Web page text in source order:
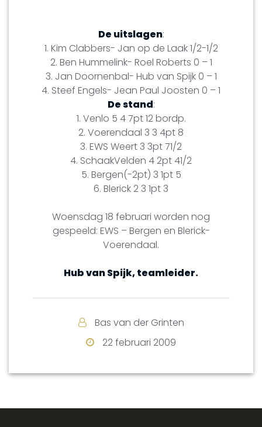
De uitslagen:
1. Kim Clabbers- Jan op de Laak 1/2-1/2
2. Ben Hummelink- Roel Roberts 0 – 1
3. Jan Doornenbal- Hub van Spijk 0 – 1
4. Steef Engels- Jean Paul Joosten 0 – 1
De stand:
1. Venlo 5 4 7pt 12 bordp.
2. Voerendaal 3 3 4pt 8
3. EWS Weert 3 3pt 71/2
4. SchaakVelden 4 2pt 41/2
5. Bergen(-2pt) 3 1pt 5
6. Blerick 2 3 1pt 3
Woensdag 18 februari worden nog
gespeeld: EWS – Bergen en Blerick-
Voerendaal.
Hub van Spijk, teamleider.
Bas van der Grinten
22 februari 2009